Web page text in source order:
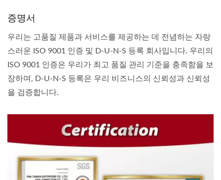
증명서
우리는 고품질 제품과 서비스를 제공하는 데 전념하는 자랑
스러운 ISO 9001 인증 및 D-U-N-S 등록 회사입니다. 우리의
ISO 9001 인증은 우리가 최고 품질 관리 기준을 충족함을 보
장하며, D-U-N-S 등록은 우리 비즈니스의 신뢰성과 신뢰성
을 검증합니다.